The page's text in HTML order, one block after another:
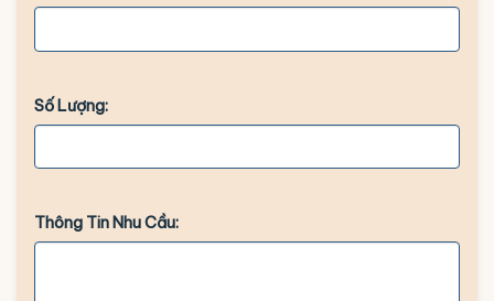
Số Lượng:
Thông Tin Nhu Cầu: